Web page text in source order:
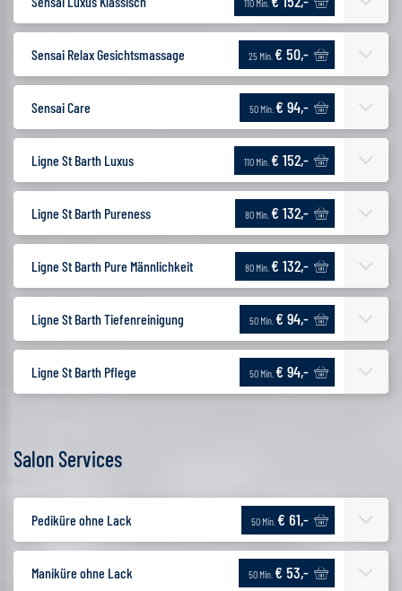
110 Min.
Sensai Relax Gesichtsmassage 25 Min. € 50,-
Sensai Care 50 Min. € 94,-
Ligne St Barth Luxus 110 Min. € 152,-
Ligne St Barth Pureness 80 Min. € 132,-
Ligne St Barth Pure Männlichkeit 80 Min. € 132,-
Ligne St Barth Tiefenreinigung 50 Min. € 94,-
Ligne St Barth Pflege 50 Min. € 94,-
Salon Services
Pediküre ohne Lack 50 Min. € 61,-
Maniküre ohne Lack 50 Min. € 53,-